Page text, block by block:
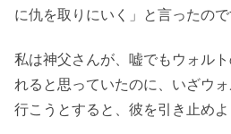
に仇を取りにいく」と言ったので
私は神父さんが、嘘でもウォル
れると思っていたのに、いざウ
行こうとすると、彼を引き止めよ